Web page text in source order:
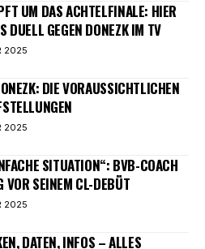
UM DAS ACHTELFINALE: HIER
DUELL GEGEN DONEZK IM TV
2025
DIE VORAUSSICHTLICHEN
2025
SITUATION“: BVB-COACH
VOR SEINEM CL-DEBÜT
2025
DATEN, INFOS – ALLES